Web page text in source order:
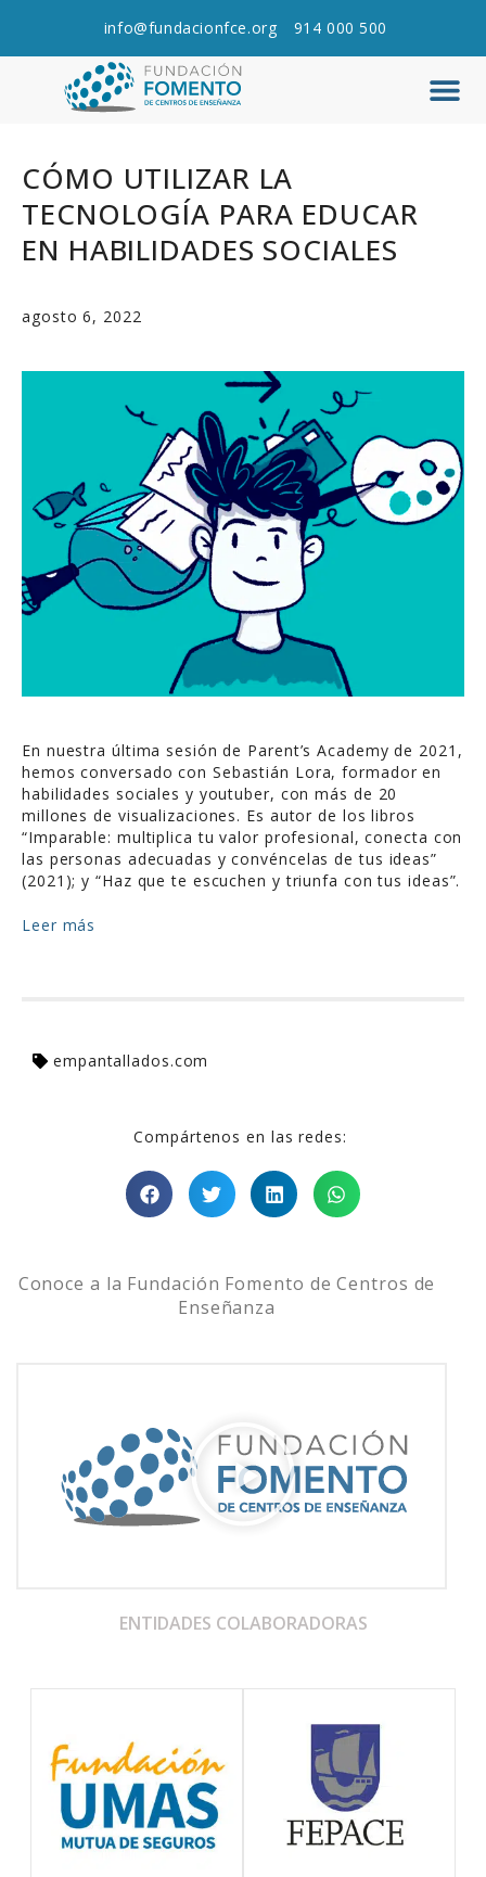
info@fundacionfce.org 914 000 500
CÓMO UTILIZAR LA
TECNOLOGÍA PARA EDUCAR
EN HABILIDADES SOCIALES
agosto 6, 2022
En nuestra última sesión de Parent’s Academy de 2021,
hemos conversado con Sebastián Lora, formador en
habilidades sociales y youtuber, con más de 20
millones de visualizaciones. Es autor de los libros
“Imparable: multiplica tu valor profesional, conecta con
las personas adecuadas y convéncelas de tus ideas”
(2021); y “Haz que te escuchen y triunfa con tus ideas”.
Leer más
empantallados.com
Compártenos en las redes:
Conoce a la Fundación Fomento de Centros de
Enseñanza
ENTIDADES COLABORADORAS